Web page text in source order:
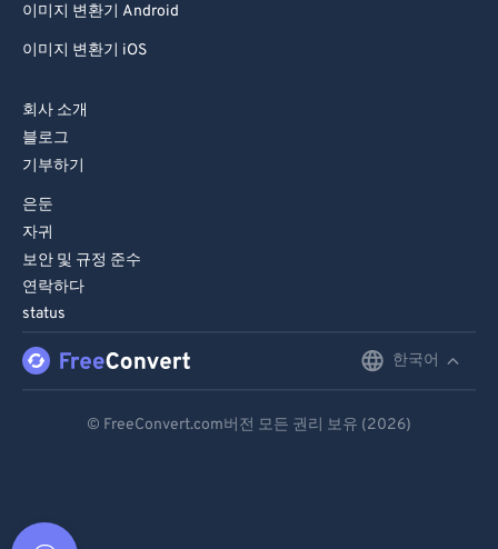
이미지 변환기 Android
이미지 변환기 iOS
회사 소개
블로그
기부하기
은둔
자귀
보안 및 규정 준수
연락하다
status
한국어
© FreeConvert.com버전 모든 권리 보유 (2026)